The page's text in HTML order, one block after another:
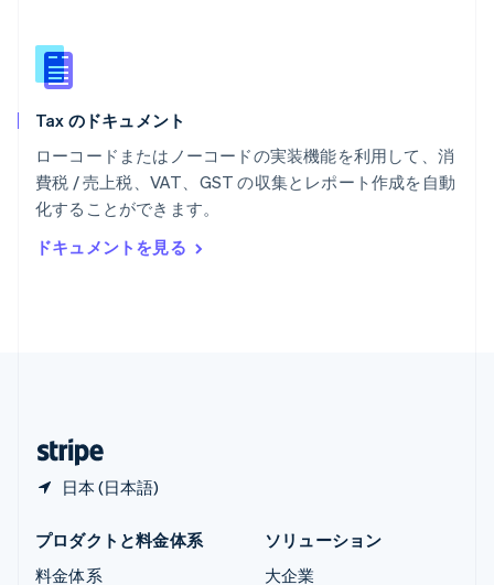
Tax のドキュメント
ローコードまたはノーコードの実装機能を利用して、消
費税 / 売上税、VAT、GST の収集とレポート作成を自動
化することができます。
ドキュメントを見る
日本 (日本語)
メキシコ
Español
English
リトアニア
English
リヒテンシュタイン
DeutschEnglish
ルーマニア
English
プロダクトと料金体系
料金体系
ソリューション
大企業